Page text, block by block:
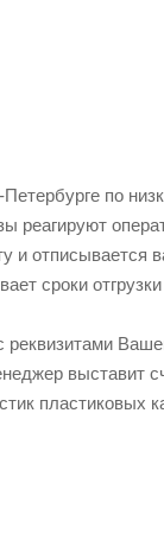
Петербурге по
реагируют
и
сроки
реквизитами
выставит
пластиковых